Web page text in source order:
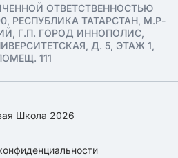
ОТВЕТСТВЕННОСТЬЮ
РЕСПУБЛИКА ТАТАРСТАН, М.Р-
Г.П. ГОРОД ИННОПОЛИС,
Д. 5, ЭТАЖ 1,
111
Школа 2026